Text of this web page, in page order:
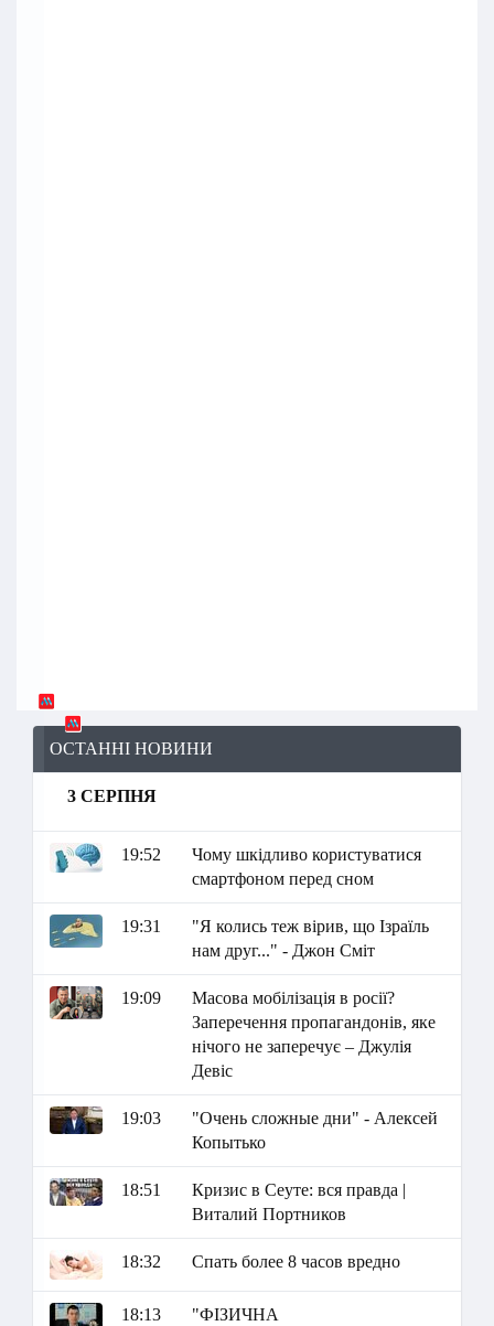
ОСТАННІ НОВИНИ
3 СЕРПНЯ
19:52
Чому шкідливо користуватися
смартфоном перед сном
19:31
"Я колись теж вірив, що Ізраїль
нам друг..." - Джон Сміт
19:09
Масова мобілізація в росії?
Заперечення пропагандонів, яке
нічого не заперечує – Джулія
Девіс
19:03
"Очень сложные дни" - Алексей
Копытько
18:51
Кризис в Сеуте: вся правда |
Виталий Портников
18:32 Спать более 8 часов вредно
18:13
"ФІЗИЧНА